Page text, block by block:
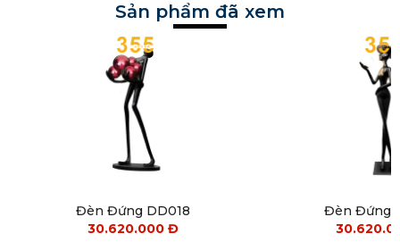
Sản phẩm đã xem
Đèn Đứng DD018
30.620.000Đ
Đèn Đứng